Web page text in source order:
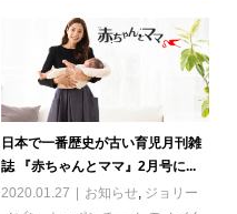
日本で一番歴史が古い育児月刊雑
誌 『赤ちゃんとママ』2月号に...
2020.01.27
お知らせ ジョリー